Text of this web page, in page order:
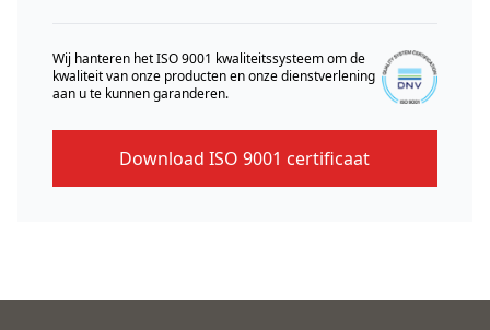
Wij hanteren het ISO 9001 kwaliteitssysteem om de
kwaliteit van onze producten en onze dienstverlening
aan u te kunnen garanderen.
Download ISO 9001 certificaat